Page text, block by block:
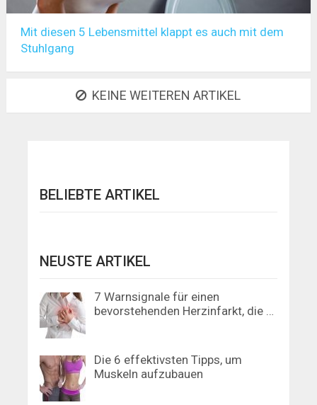
Mit diesen 5 Lebensmittel klappt es auch mit dem
Stuhlgang
KEINE WEITEREN ARTIKEL
BELIEBTE ARTIKEL
NEUSTE ARTIKEL
7 Warnsignale für einen
bevorstehenden Herzinfarkt, die …
Die 6 effektivsten Tipps, um
Muskeln aufzubauen